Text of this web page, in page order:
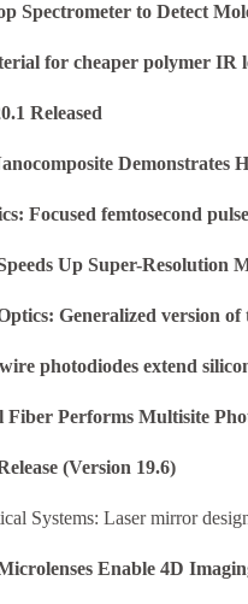
Spectrometer to Detect
for cheaper polymer IR
Released
Focused femtosecond
Up Super-Resolution
Generalized version
photodiodes extend
Fiber Performs Multisite
(Version 19.6)
Systems: Laser mirror
Enable 4D